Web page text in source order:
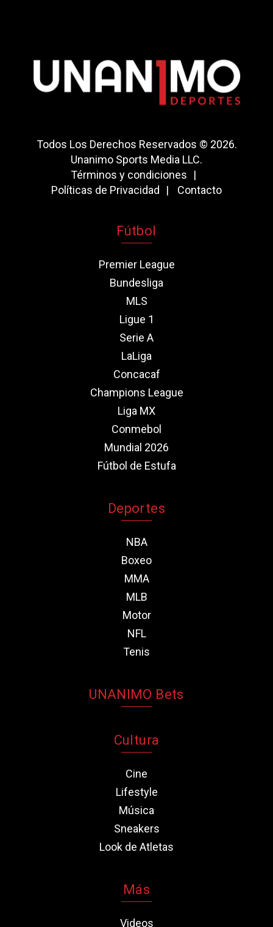
Todos Los Derechos Reservados © 2026.
Unanimo Sports Media LLC.
Términos y condiciones
Políticas de Privacidad
Contacto
Fútbol
Premier League
Bundesliga
MLS
Ligue 1
Serie A
LaLiga
Concacaf
Champions League
Liga MX
Conmebol
Mundial 2026
Fútbol de Estufa
Deportes
NBA
Boxeo
MMA
MLB
Motor
NFL
Tenis
UNANIMO Bets
Cultura
Cine
Lifestyle
Música
Sneakers
Look de Atletas
Más
Videos